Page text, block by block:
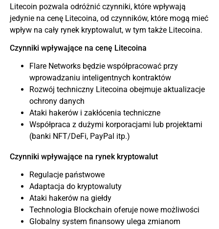
Litecoin pozwala odróżnić czynniki, które wpływają
jedynie na cenę Litecoina, od czynników, które mogą mieć
wpływ na cały rynek kryptowalut, w tym także Litecoina.
Czynniki wpływające na cenę Litecoina
Flare Networks będzie współpracować przy
wprowadzaniu inteligentnych kontraktów
Rozwój techniczny Litecoina obejmuje aktualizacje
ochrony danych
Ataki hakerów i zakłócenia techniczne
Współpraca z dużymi korporacjami lub projektami
(banki NFT/DeFi, PayPal itp.)
Czynniki wpływające na rynek kryptowalut
Regulacje państwowe
Adaptacja do kryptowaluty
Ataki hakerów na giełdy
Technologia Blockchain oferuje nowe możliwości
Globalny system finansowy ulega zmianom